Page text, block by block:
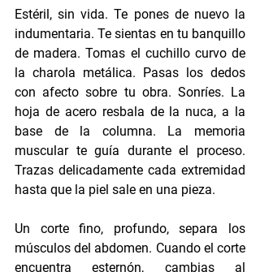
Estéril, sin vida. Te pones de nuevo la
indumentaria. Te sientas en tu banquillo
de madera. Tomas el cuchillo curvo de
la charola metálica. Pasas los dedos
con afecto sobre tu obra. Sonríes. La
hoja de acero resbala de la nuca, a la
base de la columna. La memoria
muscular te guía durante el proceso.
Trazas delicadamente cada extremidad
hasta que la piel sale en una pieza.
Un corte fino, profundo, separa los
músculos del abdomen. Cuando el corte
encuentra esternón, cambias al